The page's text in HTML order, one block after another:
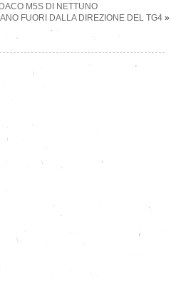
M5S DI NETTUNO
FUORI DALLA DIREZIONE DEL TG4 »